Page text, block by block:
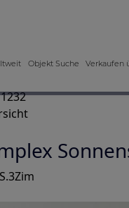
Objekt Suche Verkaufen